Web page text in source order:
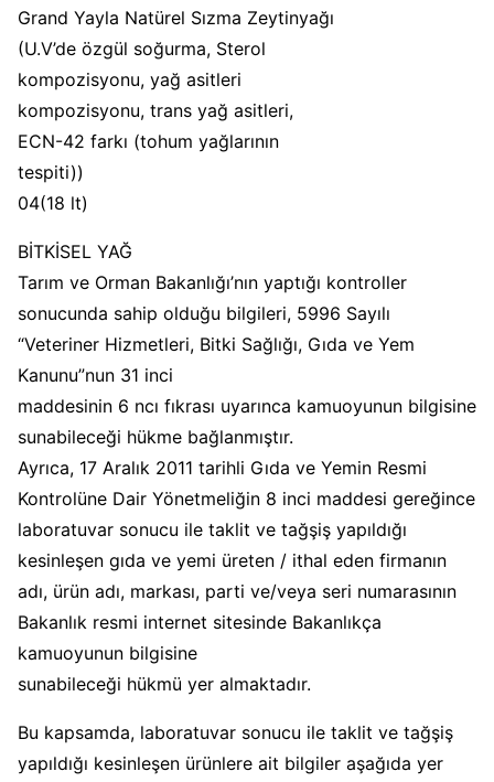
Grand Yayla Natürel Sızma Zeytinyağı
(U.V’de özgül soğurma, Sterol
kompozisyonu, yağ asitleri
kompozisyonu, trans yağ asitleri,
ECN-42 farkı (tohum yağlarının
tespiti))
04(18 lt)
BİTKİSEL YAĞ
Tarım ve Orman Bakanlığı’nın yaptığı kontroller
sonucunda sahip olduğu bilgileri, 5996 Sayılı
“Veteriner Hizmetleri, Bitki Sağlığı, Gıda ve Yem
Kanunu”nun 31 inci
maddesinin 6 ncı fıkrası uyarınca kamuoyunun bilgisine
sunabileceği hükme bağlanmıştır.
Ayrıca, 17 Aralık 2011 tarihli Gıda ve Yemin Resmi
Kontrolüne Dair Yönetmeliğin 8 inci maddesi gereğince
laboratuvar sonucu ile taklit ve tağşiş yapıldığı
kesinleşen gıda ve yemi üreten / ithal eden firmanın
adı, ürün adı, markası, parti ve/veya seri numarasının
Bakanlık resmi internet sitesinde Bakanlıkça
kamuoyunun bilgisine
sunabileceği hükmü yer almaktadır.
Bu kapsamda, laboratuvar sonucu ile taklit ve tağşiş
yapıldığı kesinleşen ürünlere ait bilgiler aşağıda yer